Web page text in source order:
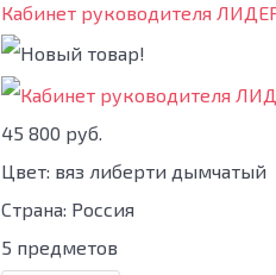
Кабинет руководителя
45 800 руб.
Цвет: вяз либерти дымчатый
Страна: Россия
5 предметов